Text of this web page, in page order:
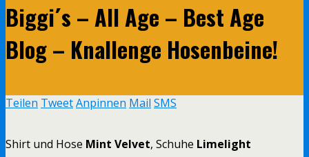
Biggi´s – All Age – Best Age
Blog – Knallenge Hosenbeine!
Teilen TweetAnpinnen Mail SMS
Shirt und Hose Mint Velvet, Schuhe Limelight